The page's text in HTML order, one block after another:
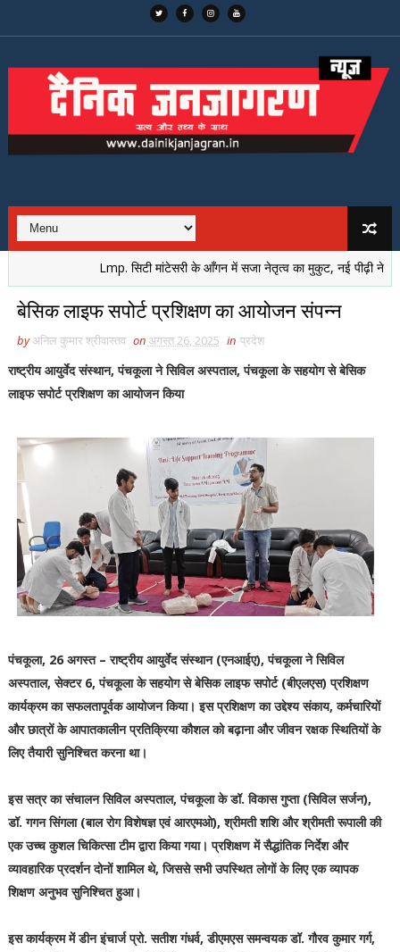
Lmp. सिटी मांटेसरी के आँगन में सजा नेतृत्व का मुकुट, नई पीढ़ी ने लिया
बेसिक लाइफ सपोर्ट प्रशिक्षण का आयोजन संपन्न
byअनिल कुमार श्रीवास्तव onअगस्त 26, 2025 in प्रदेश
राष्ट्रीय आयुर्वेद संस्थान, पंचकूला ने सिविल अस्पताल, पंचकूला के सहयोग से बेसिक
लाइफ सपोर्ट प्रशिक्षण का आयोजन किया
पंचकूला, 26 अगस्त – राष्ट्रीय आयुर्वेद संस्थान (एनआईए), पंचकूला ने सिविल
अस्पताल, सेक्टर 6, पंचकूला के सहयोग से बेसिक लाइफ सपोर्ट (बीएलएस) प्रशिक्षण
कार्यक्रम का सफलतापूर्वक आयोजन किया। इस प्रशिक्षण का उद्देश्य संकाय, कर्मचारियों
और छात्रों के आपातकालीन प्रतिक्रिया कौशल को बढ़ाना और जीवन रक्षक स्थितियों के
लिए तैयारी सुनिश्चित करना था।
इस सत्र का संचालन सिविल अस्पताल, पंचकूला के डॉ. विकास गुप्ता (सिविल सर्जन),
डॉ. गगन सिंगला (बाल रोग विशेषज्ञ एवं आरएमओ), श्रीमती शशि और श्रीमती रूपाली की
एक उच्च कुशल चिकित्सा टीम द्वारा किया गया। प्रशिक्षण में सैद्धांतिक निर्देश और
व्यावहारिक प्रदर्शन दोनों शामिल थे, जिससे सभी उपस्थित लोगों के लिए एक व्यापक
शिक्षण अनुभव सुनिश्चित हुआ।
इस कार्यक्रम में डीन इंचार्ज प्रो. सतीश गंधर्व, डीएमएस समन्वयक डॉ. गौरव कुमार गर्ग,